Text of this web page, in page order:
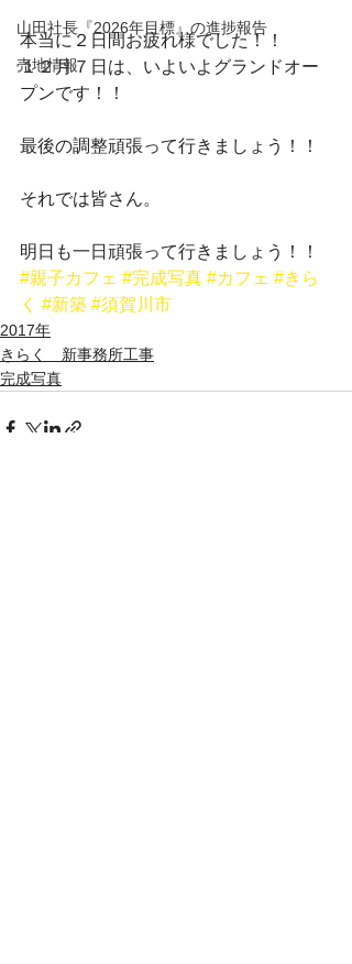
山田社長『2026年目標』の進捗報告
売地情報
本当に２日間お疲れ様でした！！
１２月７日は、いよいよグランドオー
プンです！！
最後の調整頑張って行きましょう！！
それでは皆さん。
明日も一日頑張って行きましょう！！
#親子カフェ #完成写真 #カフェ #きら
く #新築 #須賀川市
2017年
きらく 新事務所工事
完成写真